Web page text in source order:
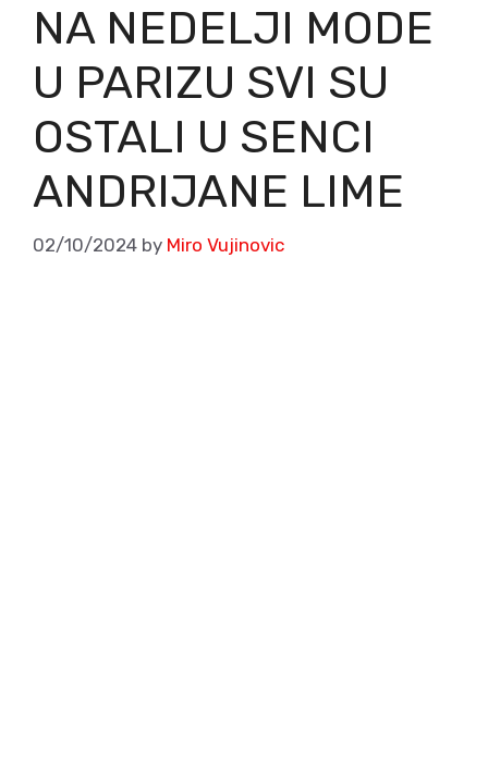
NA NEDELJI MODE
U PARIZU SVI SU
OSTALI U SENCI
ANDRIJANE LIME
02/10/2024 by Miro Vujinovic